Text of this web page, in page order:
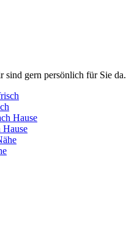
sind gern persönlich für Sie da.
Hause